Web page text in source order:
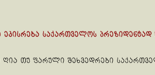
საქართველოს პრეზიდენტად
ღია თუ ფარული შეხვედრები